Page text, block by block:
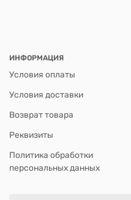
ИНФОРМАЦИЯ
Условия оплаты
Условия доставки
Возврат товара
Реквизиты
Политика обработки
персональных данных